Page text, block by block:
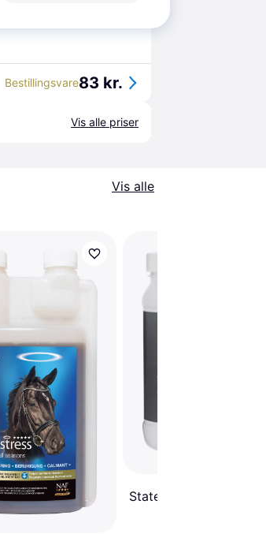
Bestillingsvare83 kr.
Vis alle priser
Vis alle
Statera Stay Calm 800g